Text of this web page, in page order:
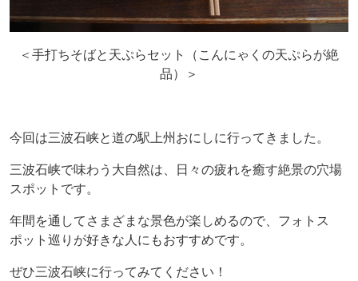
＜手打ちそばと天ぷらセット（こんにゃくの天ぷらが絶
品）＞
今回は三波石峡と道の駅上州おにしに行ってきました。
三波石峡で味わう大自然は、日々の疲れを癒す絶景の穴場
スポットです。
年間を通してさまざまな景色が楽しめるので、フォトス
ポット巡りが好きな人にもおすすめです。
ぜひ三波石峡に行ってみてください！